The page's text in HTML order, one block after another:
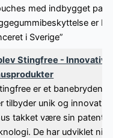
med indbygget
er
i Sverige”
Stingfree - Innovative
er et
tilbyder unik og innovativ
takket være sin
De har udviklet